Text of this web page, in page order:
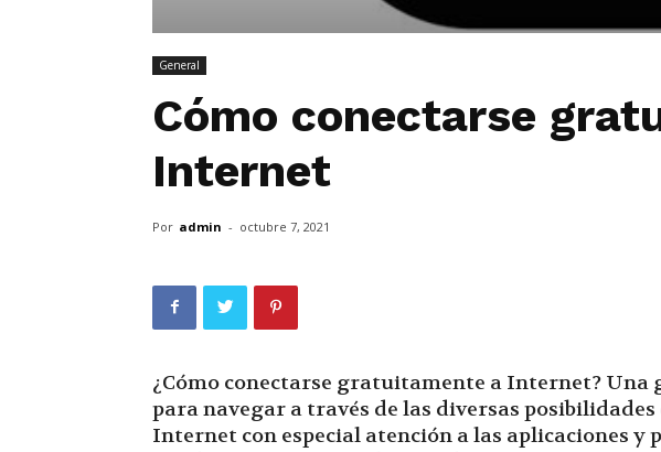
General
Cómo conectarse
Internet
Por admin - octubre 7, 2021
¿Cómo conectarse gratuitamente a Internet? Una
para navegar a través de las diversas
Internet con especial atención a las aplicaciones y